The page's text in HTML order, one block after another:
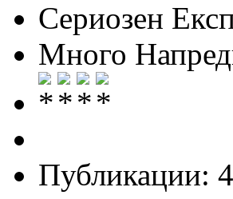
Сериозен
Много
Публикации: